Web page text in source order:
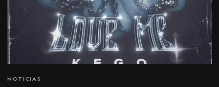
NOTICIAS